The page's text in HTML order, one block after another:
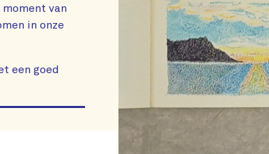
van
in onze
een goed